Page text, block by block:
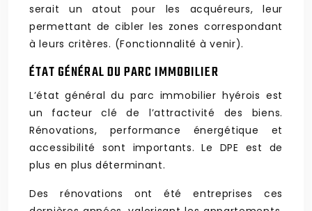
serait un atout pour les acquéreurs, leur
permettant de cibler les zones correspondant
à leurs critères. (Fonctionnalité à venir).
ÉTAT GÉNÉRAL DU PARC IMMOBILIER
L’état général du parc immobilier hyérois est
un facteur clé de l’attractivité des biens.
Rénovations, performance énergétique et
accessibilité sont importants. Le DPE est de
plus en plus déterminant.
Des rénovations ont été entreprises ces